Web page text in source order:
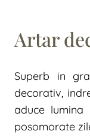
Artar
Superb in
decorativ,
aduce
posomorate